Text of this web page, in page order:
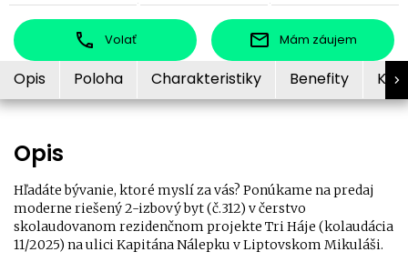
Volať Mám záujem
Opis Poloha Charakteristiky Benefity
Opis
Hľadáte bývanie, ktoré myslí za vás? Ponúkame na predaj
moderne riešený 2-izbový byt (č.312) v čerstvo
skolaudovanom rezidenčnom projekte Tri Háje (kolaudácia
11/2025) na ulici Kapitána Nálepku v Liptovskom Mikuláši.